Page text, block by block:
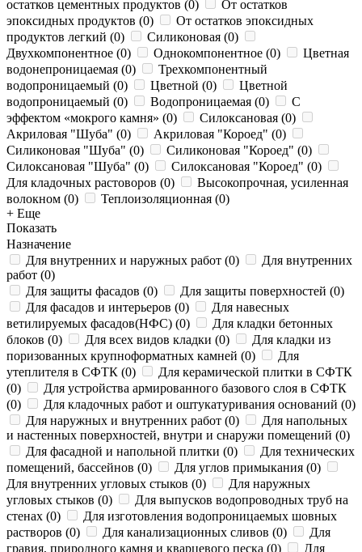
остатков цементных продуктов (0)
От остатков
эпоксидных продуктов (0)
От остатков эпоксидных
продуктов легкий (0) Силиконовая (0)
Двухкомпонентное (0) Однокомпонентное (0)
Цветная
водонепроницаемая (0)
Трехкомпонентный
водопроницаемый (0) Цветной (0)
Цветной
водопроницаемый (0) Водопроницаемая (0)
С
эффектом «мокрого камня» (0) Силоксановая (0)
Акриловая "Шуба" (0) Акриловая "Короед" (0)
Силиконовая "Шуба" (0) Силиконовая "Короед" (0)
Силоксановая "Шуба" (0) Силоксановая "Короед" (0)
Для кладочных растоворов (0)
Высокопрочная, усиленная
волокном (0) Теплоизоляционная (0)
+ Еще
Показать
Назначение
Для внутренних и наружных работ (0)
Для внутренних
работ (0)
Для защиты фасадов (0) Для защиты поверхностей (0)
Для фасадов и интерьеров (0)
Для навесных
ветилируемых фасадов(НФС) (0)
Для кладки бетонных
блоков (0) Для всех видов кладки (0)
Для кладки из
поризованных крупноформатных камней (0)
Для
утеплителя в СФТК (0)
Для керамической плитки в СФТК
(0)
Для устройства армированного базового слоя в СФТК
(0) Для кладочных работ и оштукатуривания оснований (0)
Для наружных и внутренних работ (0)
Для напольных
и настенных поверхностей, внутри и снаружи помещений (0)
Для фасадной и напольной плитки (0)
Для технических
помещений, бассейнов (0) Для углов примыкания (0)
Для внутренних угловых стыков (0)
Для наружных
угловых стыков (0)
Для выпусков водопроводных труб на
стенах (0)
Для изготовления водопроницаемых шовных
растворов (0) Для канализационных сливов (0)
Для
гравия, природного камня и кварцевого песка (0)
Для